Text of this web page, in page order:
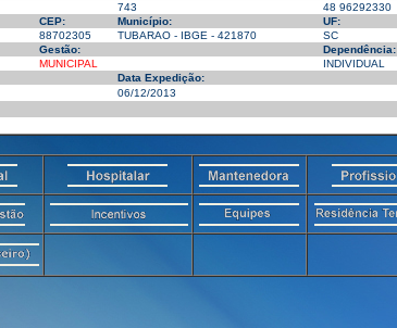
743
48 96292330
CEP: Município:
UF:
88702305 TUBARAO - IBGE - 421870
SC
Gestão:
Dependência:
MUNICIPAL
INDIVIDUAL
Data Expedição:
06/12/2013